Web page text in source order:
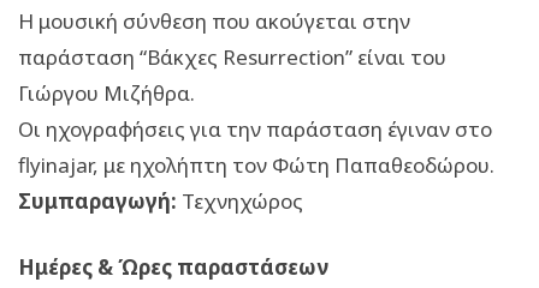
Η μουσική σύνθεση που ακούγεται στην
παράσταση “Βάκχες Resurrection” είναι του
Γιώργου Μιζήθρα.
Οι ηχογραφήσεις για την παράσταση έγιναν στο
flyinajar, με ηχολήπτη τον Φώτη Παπαθεοδώρου.
Συμπαραγωγή: Τεχνηχώρος
Ημέρες & Ώρες παραστάσεων